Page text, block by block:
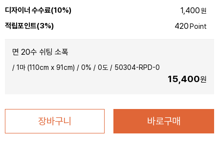
디자이너 수수료(10%) 1,400원
적립포인트(3%) 420 Point
면 20수 쉬팅 소폭
/ 1마 (110cm x 91cm) / 0% / 0도 / 50304-RPD-0
15,400원
장바구니 바로구매